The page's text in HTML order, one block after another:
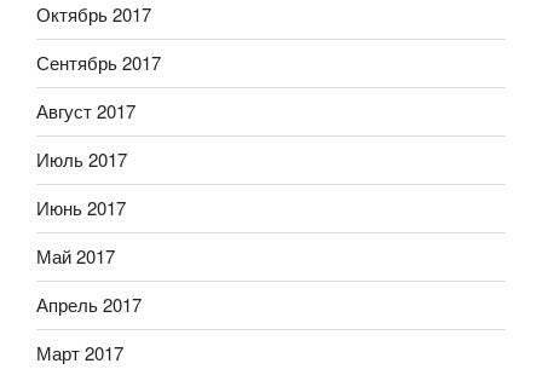
Октябрь 2017
Сентябрь 2017
Август 2017
Июль 2017
Июнь 2017
Май 2017
Апрель 2017
Март 2017